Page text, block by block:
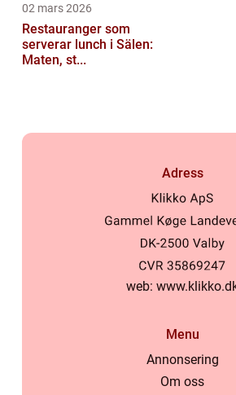
02 mars 2026
Restauranger som
serverar lunch i Sälen:
Maten, st...
Adress
web:
Menu
Annonsering
Om oss